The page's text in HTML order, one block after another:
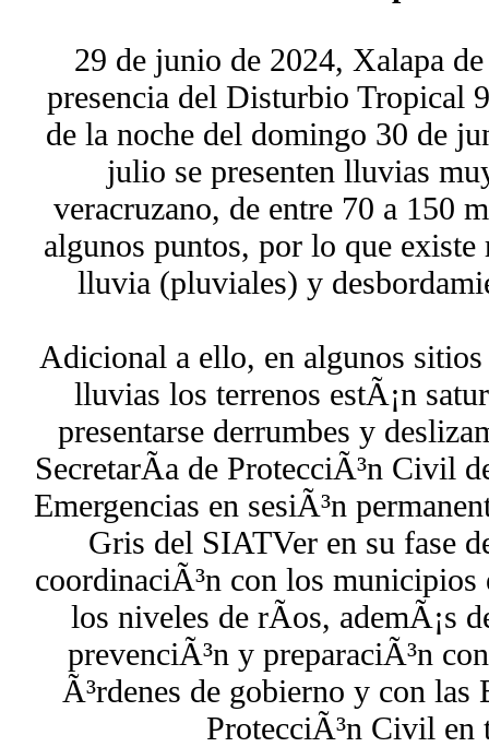
29 de junio de 2024, Xalapa
presencia del Disturbio Tropical
de la noche del domingo 30 de
julio se presenten lluvias
veracruzano, de entre 70 a 150
algunos puntos, por lo que
lluvia (pluviales) y
Adicional a ello, en algunos
lluvias los terrenos estÃ¡n
presentarse derrumbes y
SecretarÃ­a de ProtecciÃ³n Civil
Emergencias en sesiÃ³n
Gris del SIATVer en su fase
coordinaciÃ³n con los
los niveles de rÃ­os, ademÃ¡s
prevenciÃ³n y preparaciÃ³n
Ã³rdenes de gobierno y con las
ProtecciÃ³n Civil en